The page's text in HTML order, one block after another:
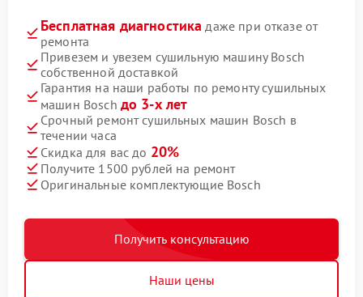
Бесплатная диагностика даже при отказе от
ремонта
Привезем и увезем сушильную машину Bosch
собственной доставкой
Гарантия на наши работы по ремонту сушильных
машин Bosch до 3-х лет
Срочный ремонт сушильных машин Bosch в
течении часа
Скидка для вас до 20%
Получите 1500 рублей на ремонт
Оригинальные комплектующие Bosch
Получить консультацию
Наши цены